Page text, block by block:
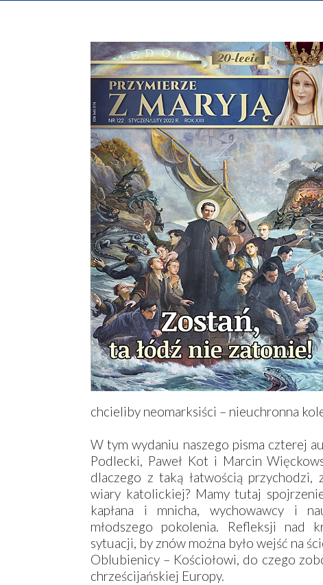
chcieliby neomarksiści – nieuchronna
W tym wydaniu naszego pisma czterej
Podlecki, Paweł Kot i Marcin
dlaczego z taką łatwością przychodzi,
wiary katolickiej? Mamy tutaj
kapłana i mnicha, wychowawcy i
młodszego pokolenia. Refleksji nad
sytuacji, by znów można było wejść na
Oblubienicy – Kościołowi, do czego
chrześcijańskiej Europy.